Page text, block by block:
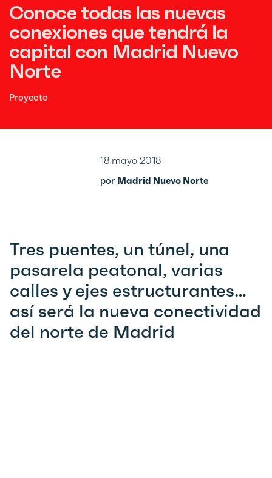
Conoce todas las nuevas
conexiones que tendrá la
capital con Madrid Nuevo
Norte
Proyecto
Tres puentes, un túnel, una
pasarela peatonal, varias
calles y ejes estructurantes…
así será la nueva conectividad
del norte de Madrid
18 mayo 2018
por Madrid Nuevo Norte